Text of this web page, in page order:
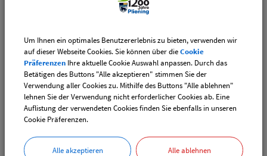
Vereinsangebote speziell für junge Leute
Downloads
Den gewählten Termin als VCS-Kalenderdatei
downloaden
Den gewählten Termin als iCal-Kalenderdatei
Um Ihnen ein optimales Benutzererlebnis zu bieten, verwenden wir
auf dieser Webseite Cookies. Sie können über dieCookie
Präferenzen Ihre aktuelle Cookie Auswahl anpassen. Durch das
Betätigen des Buttons "Alle akzeptieren" stimmen Sie der
Verwendung aller Cookies zu. Mithilfe des Buttons "Alle ablehnen"
lehnen Sie der Verwendung nicht erforderlicher Cookies ab. Eine
Auflistung der verwendeten Cookies finden Sie ebenfalls in unseren
Cookie Präferenzen.
Alle akzeptieren Alle ablehnen